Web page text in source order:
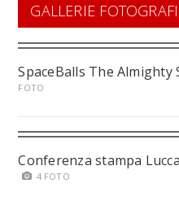
GALLERIE
SpaceBalls The Almighty
FOTO
Conferenza stampa
4 FOTO